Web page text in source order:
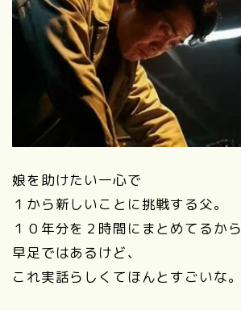
娘を助けたい一心で
１から新しいことに挑戦する父。
１０年分を２時間にまとめてるから
早足ではあるけど、
これ実話らしくてほんとすごいな。